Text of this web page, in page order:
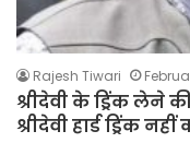
Rajesh Tiwari
श्रीदेवी के ड्रिंक लेने
श्रीदेवी हार्ड ड्रिंक